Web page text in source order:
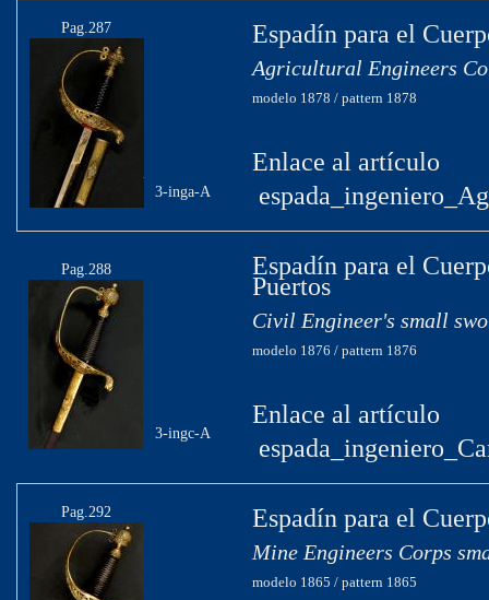
Pag.287
3-inga-A
Espadín para el
Agricultural Engineers
modelo 1878 / pattern 1878
Enlace al artículo
Pag.288
3-ingc-A
Espadín para el
Puertos
Civil Engineer's small
modelo 1876 / pattern 1876
Enlace al artículo
Pag.292 Espadín para el
Mine Engineers Corps
modelo 1865 / pattern 1865